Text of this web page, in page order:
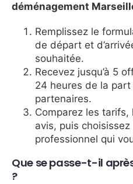
déménagement
Remplissez le
de départ et
souhaitée.
Recevez jusqu’à 5
24 heures de la
partenaires.
Comparez les
avis, puis
professionnel qui
Que se passe-t-il
?